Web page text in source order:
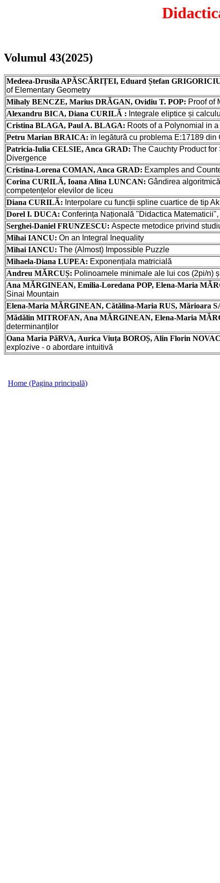
Volumul 43(2025)
Medeea-Drusila APĂSCĂRIȚEI, Eduard Ștefan
of Elementary Geometry
Mihaly BENCZE, Marius DRĂGAN, Ovidiu T. POP: Proof of
Alexandru BICA, Diana CURILĂ : Integrale eliptice și
Cristina BLAGA, Paul A. BLAGA: Roots of a Polynomial in
Petru Marian BRAICA: ïn legătură cu problema E:17189 din
Patricia-Iulia CELSIE, Anca GRAD: The Cauchty Product
Divergence
Cristina-Lorena COMAN, Anca GRAD: Examples and
Corina CURILĂ, Ioana Alina LUNCAN: Gândirea algoritmică
competențelor elevilor de liceu
Diana CURILĂ: Interpolare cu funcții spline cuartice de tip
Dorel I. DUCA: Conferința Națională "Didactica
Serghei-Daniel FRUNZESCU: Aspecte metodice privind
Mihai IANCU: On an Integral Inequality
Mihai IANCU: The (Almost) Impossible Puzzle
Mihaela-Diana LUPEA: Exponențiala matricială
Andreu MĂRCUȘ: Polinoamele minimale ale lui cos (2pi/n)
Ana MĂRGINEAN, Emilia-Loredana POP, Elena-Maria
Sinai Mountain
Elena-Maria MĂRGINEAN, Cătălina-Maria RUS, Mărioara
Mădălin MITROFAN, Ana MĂRGINEAN, Elena-Maria
determinanților
Oana Maria PăRVA, Aurica Viuța BOROȘ, Alin Florin
explozive - o abordare intuitivă
Home (Pagina principală)